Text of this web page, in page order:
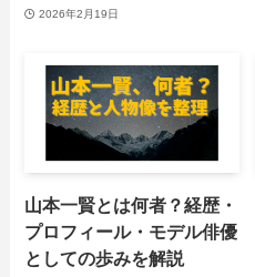
2026年2月19日
山本一賢とは何者？経歴・
プロフィール・モデル俳優
としての歩みを解説